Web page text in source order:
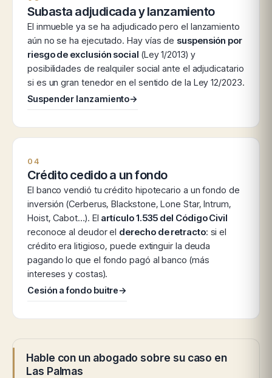
Subasta adjudicada y lanzamiento
El inmueble ya se ha adjudicado pero el lanzamiento
aún no se ha ejecutado. Hay vías de suspensión por
riesgo de exclusión social (Ley 1/2013) y
posibilidades de realquiler social ante el adjudicatario
si es un gran tenedor en el sentido de la Ley 12/2023.
Suspender lanzamiento→
04
Crédito cedido a un fondo
El banco vendió tu crédito hipotecario a un fondo de
inversión (Cerberus, Blackstone, Lone Star, Intrum,
Hoist, Cabot…). El artículo 1.535 del Código Civil
reconoce al deudor el derecho de retracto: si el
crédito era litigioso, puede extinguir la deuda
pagando lo que el fondo pagó al banco (más
intereses y costas).
Cesión a fondo buitre→
Hable con un abogado sobre su caso en
Las Palmas